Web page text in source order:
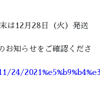
は12月28日（火）発送
お知らせをご確認くださ